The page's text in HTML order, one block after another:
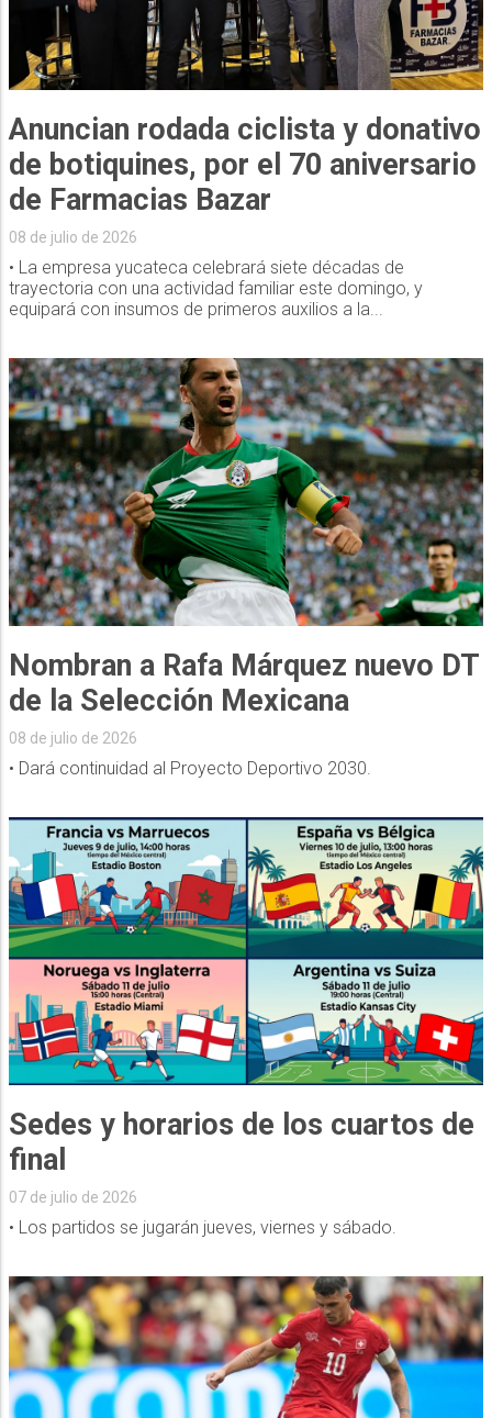
Anuncian rodada ciclista y donativo
de botiquines, por el 70 aniversario
de Farmacias Bazar
08 de julio de 2026
• La empresa yucateca celebrará siete décadas de
trayectoria con una actividad familiar este domingo, y
equipará con insumos de primeros auxilios a la...
Nombran a Rafa Márquez nuevo DT
de la Selección Mexicana
08 de julio de 2026
• Dará continuidad al Proyecto Deportivo 2030.
Sedes y horarios de los cuartos de
final
07 de julio de 2026
• Los partidos se jugarán jueves, viernes y sábado.